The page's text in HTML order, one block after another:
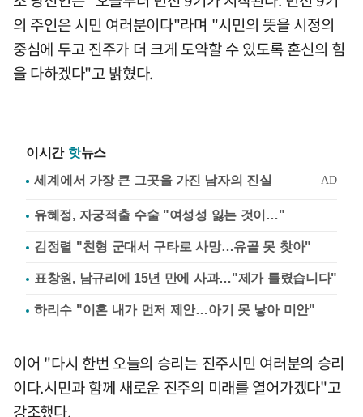
의 주인은 시민 여러분이다"라며 "시민의 뜻을 시정의
중심에 두고 진주가 더 크게 도약할 수 있도록 혼신의 힘
을 다하겠다"고 밝혔다.
이시간 핫뉴스
유혜정, 자궁적출 수술 "여성성 잃는 것이…"
김정렬 "친형 군대서 구타로 사망…유골 못 찾아"
표창원, 남규리에 15년 만에 사과…"제가 틀렸습니다"
하리수 "이혼 내가 먼저 제안…아기 못 낳아 미안"
이어 "다시 한번 오늘의 승리는 진주시민 여러분의 승리
이다.시민과 함께 새로운 진주의 미래를 열어가겠다"고
강조했다.